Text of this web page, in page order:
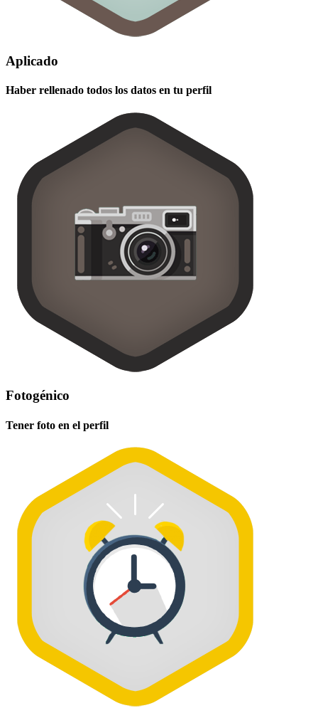
Aplicado
Haber rellenado todos los datos en tu perfil
Fotogénico
Tener foto en el perfil